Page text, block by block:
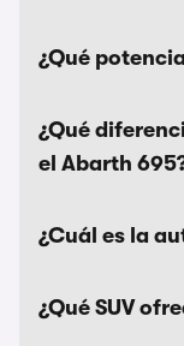
¿Qué
¿Qué
el Abarth
¿Cuál es la
¿Qué SUV